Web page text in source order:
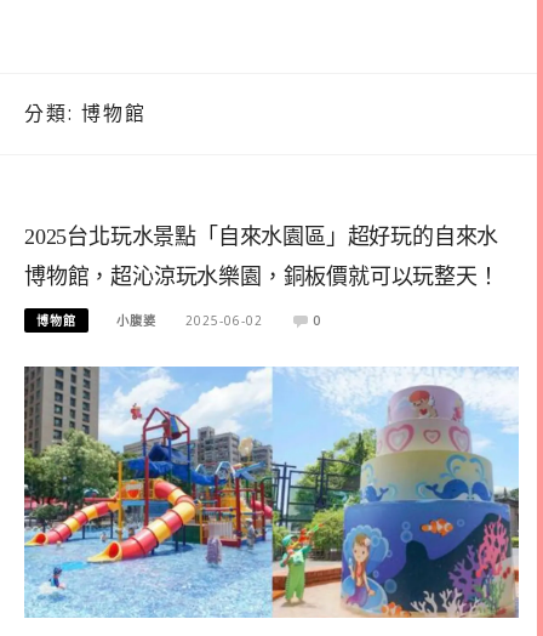
分類: 博物館
2025台北玩水景點「自來水園區」超好玩的自來水
博物館，超沁涼玩水樂園，銅板價就可以玩整天！
博物館 小腹婆 2025-06-02 0